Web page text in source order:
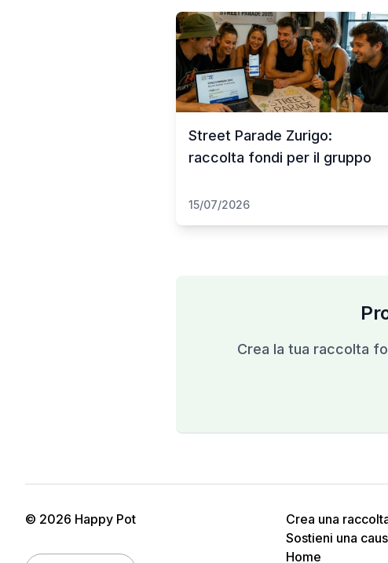
Street Parade Zurigo:
raccolta fondi per il gruppo
15/07/2026
Crea la tua raccolta
© 2026 Happy Pot
Crea una
Sostieni una
Home